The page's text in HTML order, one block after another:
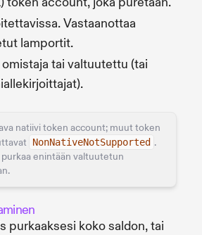
Vastaanottaa
lamportit.
tai valtuutettu (tai
natiivi token account; muut token
NonNativeNotSupported .
enintään valtuutetun
purkaaksesi koko saldon, tai